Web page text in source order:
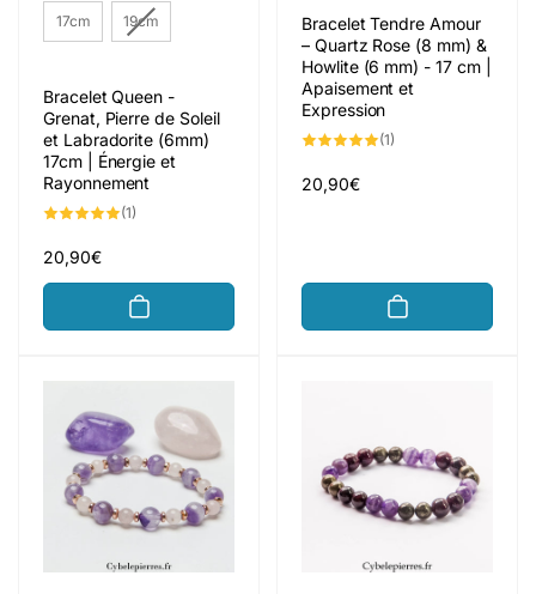
Taille
17cm 19cm
Bracelet Queen -
Grenat, Pierre de Soleil
et Labradorite (6mm)
17cm | Énergie et
Rayonnement
(1)
Prix
habituel
20,90€
Bracelet Tendre Amour
– Quartz Rose (8 mm) &
Howlite (6 mm) - 17 cm |
Apaisement et
Expression
(1)
Prix
20,90€